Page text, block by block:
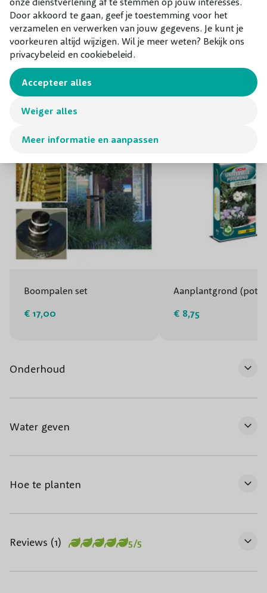
Door akkoord te gaan, geef je toestemming voor het
verzamelen en verwerken van jouw gegevens. Je kunt je
voorkeuren altijd wijzigen. Wil je meer weten? Bekijk ons
privacybeleid en cookiebeleid.
Meer informatie en aanpassen
Weiger alles
Accepteer alles
maandag t/m zaterdag.
Bloeikleur Geel
Combineer met
Onze aanraders bij dit product
Boompalen set
€ 17,00
Aanplantgrond
€ 8,75
Onderhoud
Water geven
Hoe te planten
Reviews (1) 5/5